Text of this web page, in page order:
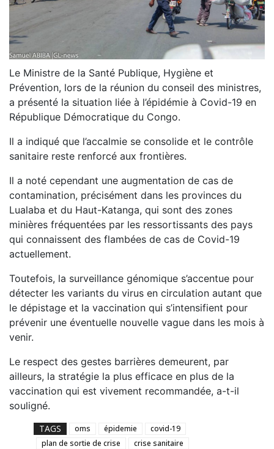
Le Ministre de la Santé Publique, Hygiène et
Prévention, lors de la réunion du conseil des ministres,
a présenté la situation liée à l’épidémie à Covid-19 en
République Démocratique du Congo.
Il a indiqué que l’accalmie se consolide et le contrôle
sanitaire reste renforcé aux frontières.
Il a noté cependant une augmentation de cas de
contamination, précisément dans les provinces du
Lualaba et du Haut-Katanga, qui sont des zones
minières fréquentées par les ressortissants des pays
qui connaissent des flambées de cas de Covid-19
actuellement.
Toutefois, la surveillance génomique s’accentue pour
détecter les variants du virus en circulation autant que
le dépistage et la vaccination qui s’intensifient pour
prévenir une éventuelle nouvelle vague dans les mois à
venir.
Le respect des gestes barrières demeurent, par
ailleurs, la stratégie la plus efficace en plus de la
vaccination qui est vivement recommandée, a-t-il
souligné.
TAGS oms épidemie
covid-19
plan de sortie de crise
crise sanitaire